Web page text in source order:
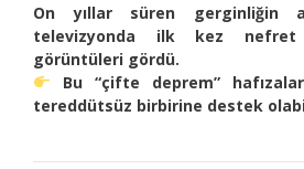
On yıllar süren gerginliğin
televizyonda ilk kez nefret
görüntüleri gördü.
Bu “çifte deprem”
tereddütsüz birbirine destek